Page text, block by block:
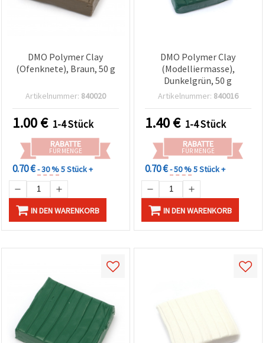
DMO Polymer Clay
(Ofenknete), Braun, 50 g
Artikelnummer: 840020
1.00€ 1-4 Stück
RABATTE
FÜR MENGE
0.70 €- 30 %5 Stück +
IN DEN WARENKORB
DMO Polymer Clay
(Modelliermasse),
Dunkelgrün, 50 g
Artikelnummer: 840016
1.40€ 1-4 Stück
RABATTE
FÜR MENGE
0.70 €- 50 %5 Stück +
IN DEN WARENKORB